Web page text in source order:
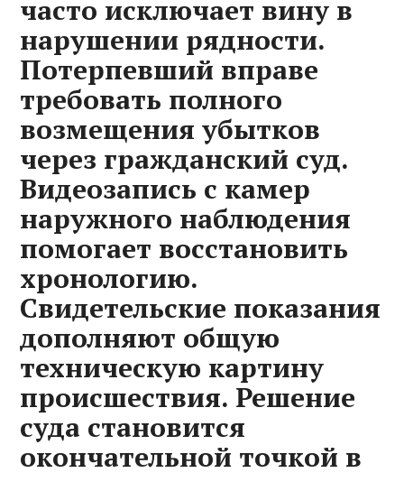
часто исключает вину в
нарушении рядности.
Потерпевший вправе
требовать полного
возмещения убытков
через гражданский суд.
Видеозапись с камер
наружного наблюдения
помогает восстановить
хронологию.
Свидетельские показания
дополняют общую
техническую картину
происшествия. Решение
суда становится
окончательной точкой в